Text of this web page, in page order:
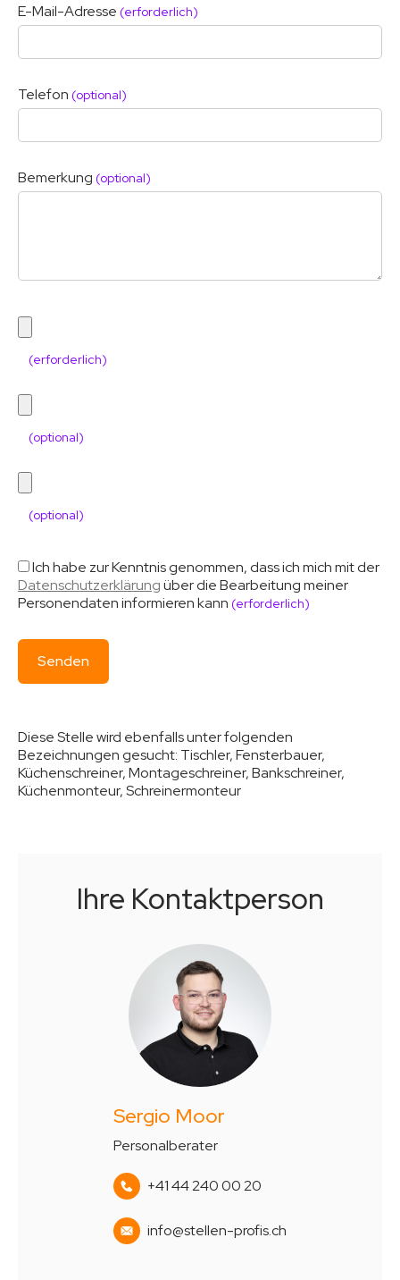
E-Mail-Adresse (erforderlich)
Telefon (optional)
Bemerkung (optional)
(erforderlich)
(optional)
(optional)
Ich habe zur Kenntnis genommen, dass ich mich mit der
Datenschutzerklärungüber die Bearbeitung meiner
Personendaten informieren kann (erforderlich)
Diese Stelle wird ebenfalls unter folgenden
Bezeichnungen gesucht: Tischler, Fensterbauer,
Küchenschreiner, Montageschreiner, Bankschreiner,
Küchenmonteur, Schreinermonteur
Ihre Kontaktperson
Sergio Moor
Personalberater
+41 44 240 00 20
info@stellen-profis.ch